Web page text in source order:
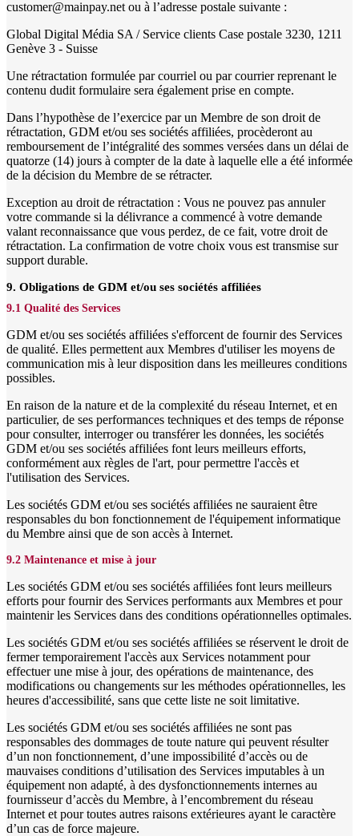
customer@mainpay.net ou à l’adresse postale suivante :
Global Digital Média SA / Service clients Case postale 3230, 1211
Genève 3 - Suisse
Une rétractation formulée par courriel ou par courrier reprenant le
contenu dudit formulaire sera également prise en compte.
Dans l’hypothèse de l’exercice par un Membre de son droit de
rétractation, GDM et/ou ses sociétés affiliées, procèderont au
remboursement de l’intégralité des sommes versées dans un délai de
quatorze (14) jours à compter de la date à laquelle elle a été informée
de la décision du Membre de se rétracter.
Exception au droit de rétractation : Vous ne pouvez pas annuler
votre commande si la délivrance a commencé à votre demande
valant reconnaissance que vous perdez, de ce fait, votre droit de
rétractation. La confirmation de votre choix vous est transmise sur
support durable.
9. Obligations de GDM et/ou ses sociétés affiliées
9.1 Qualité des Services
GDM et/ou ses sociétés affiliées s'efforcent de fournir des Services
de qualité. Elles permettent aux Membres d'utiliser les moyens de
communication mis à leur disposition dans les meilleures conditions
possibles.
En raison de la nature et de la complexité du réseau Internet, et en
particulier, de ses performances techniques et des temps de réponse
pour consulter, interroger ou transférer les données, les sociétés
GDM et/ou ses sociétés affiliées font leurs meilleurs efforts,
conformément aux règles de l'art, pour permettre l'accès et
l'utilisation des Services.
Les sociétés GDM et/ou ses sociétés affiliées ne sauraient être
responsables du bon fonctionnement de l'équipement informatique
du Membre ainsi que de son accès à Internet.
9.2 Maintenance et mise à jour
Les sociétés GDM et/ou ses sociétés affiliées font leurs meilleurs
efforts pour fournir des Services performants aux Membres et pour
maintenir les Services dans des conditions opérationnelles optimales.
Les sociétés GDM et/ou ses sociétés affiliées se réservent le droit de
fermer temporairement l'accès aux Services notamment pour
effectuer une mise à jour, des opérations de maintenance, des
modifications ou changements sur les méthodes opérationnelles, les
heures d'accessibilité, sans que cette liste ne soit limitative.
Les sociétés GDM et/ou ses sociétés affiliées ne sont pas
responsables des dommages de toute nature qui peuvent résulter
d’un non fonctionnement, d’une impossibilité d’accès ou de
mauvaises conditions d’utilisation des Services imputables à un
équipement non adapté, à des dysfonctionnements internes au
fournisseur d’accès du Membre, à l’encombrement du réseau
Internet et pour toutes autres raisons extérieures ayant le caractère
d’un cas de force majeure.